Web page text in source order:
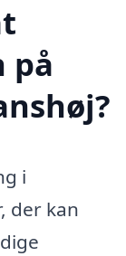
på
i
der kan